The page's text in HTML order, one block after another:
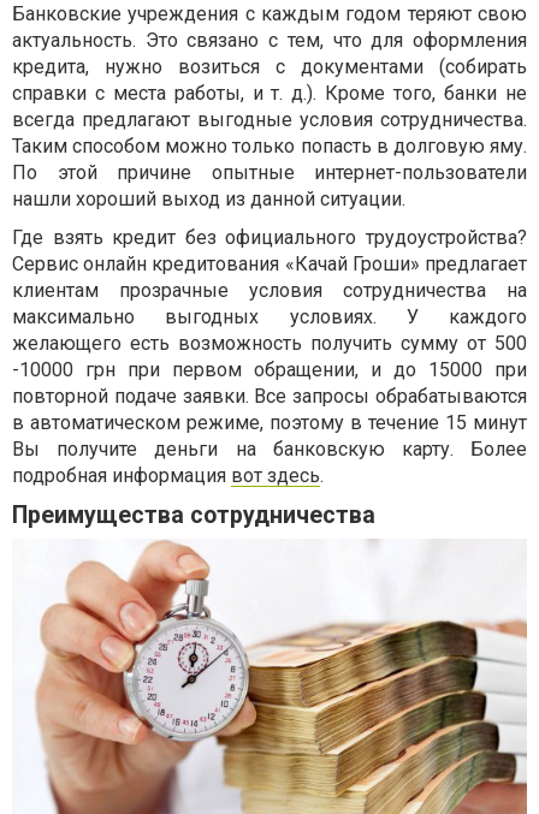
Банковские учреждения с каждым годом теряют свою
актуальность. Это связано с тем, что для оформления
кредита, нужно возиться с документами (собирать
справки с места работы, и т. д.). Кроме того, банки не
всегда предлагают выгодные условия сотрудничества.
Таким способом можно только попасть в долговую яму.
По этой причине опытные интернет-пользователи
нашли хороший выход из данной ситуации.
Где взять кредит без официального трудоустройства?
Сервис онлайн кредитования «Качай Гроши» предлагает
клиентам прозрачные условия сотрудничества на
максимально выгодных условиях. У каждого
желающего есть возможность получить сумму от 500
-10000 грн при первом обращении, и до 15000 при
повторной подаче заявки. Все запросы обрабатываются
в автоматическом режиме, поэтому в течение 15 минут
Вы получите деньги на банковскую карту. Более
подробная информация вот здесь.
Преимущества сотрудничества